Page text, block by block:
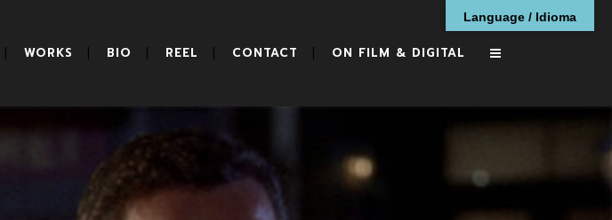
WORKS BIO REEL CONTACT ON FILM & DIGITAL
Language / Idioma